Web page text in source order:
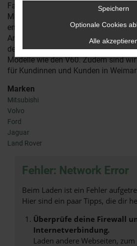
Fahrzeug immer wieder überrascht.
Mobilität in Weimar für einen Volvo
entscheiden, unterbreiten wir Ihnen
Angebot. Reichstein & Opitz ist seit
des Herstellers Volvo und ist
Modelle wie den V60. Zudem sind
für Kundinnen und Kunden in
Marken
Mitsubishi
Volvo
Ford
Jaguar
Land Rover
Fehler: Network Error
Beim Laden ist ein Fehler
Hier sind ein paar Tipps, die dir
Überprüfe deine Firewall
Internetverbindung.
Laden andere Webseiten,
Speichern
Optionale Cookies
Alle